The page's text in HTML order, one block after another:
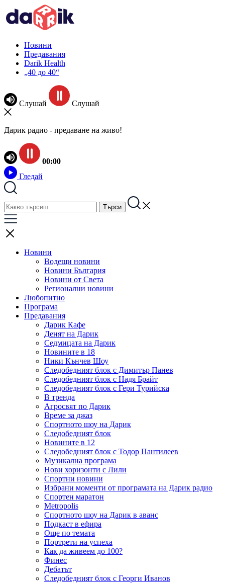
Новини
Предавания
Darik Health
„40 до 40“
Слушай Слушай
Дарик радио - предаване на живо!
00:00
Гледай
Новини
Водещи новини
Новини България
Новини от Света
Регионални новини
Любопитно
Програма
Предавания
Дарик Кафе
Денят на Дарик
Седмицата на Дарик
Новините в 18
Ники Кънчев Шоу
Следобедният блок с Димитър Панев
Следобедният блок с Надя Брайт
Следобедният блок с Гери Турийска
В тренда
Агросвят по Дарик
Време за джаз
Спортното шоу на Дарик
Следобедният блок
Новините в 12
Следобедният блок с Тодор Пантилеев
Музикална програма
Нови хоризонти с Лили
Спортни новини
Избрани моменти от програмата на Дарик радио
Спортен маратон
Metropolis
Спортното шоу на Дарик в аванс
Подкаст в ефира
Още по темата
Портрети на успеха
Как да живеем до 100?
Финес
Дебатът
Следобедният блок с Георги Иванов